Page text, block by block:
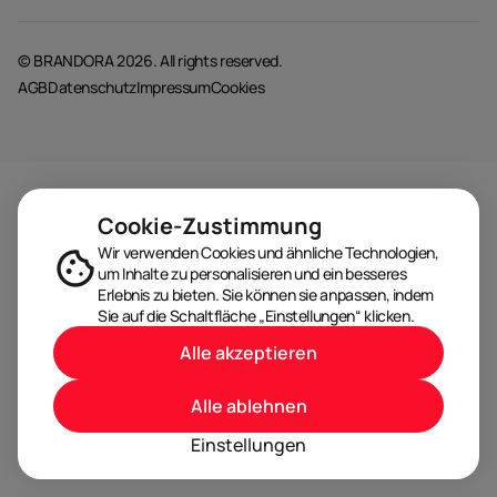
© BRANDORA 2026. All rights reserved.
AGBDatenschutzImpressumCookies
Cookie-Zustimmung
Wir verwenden Cookies und ähnliche Technologien,
um Inhalte zu personalisieren und ein besseres
Erlebnis zu bieten. Sie können sie anpassen, indem
Sie auf die Schaltfläche „Einstellungen“ klicken.
Einstellungen
Alle ablehnen
Alle akzeptieren